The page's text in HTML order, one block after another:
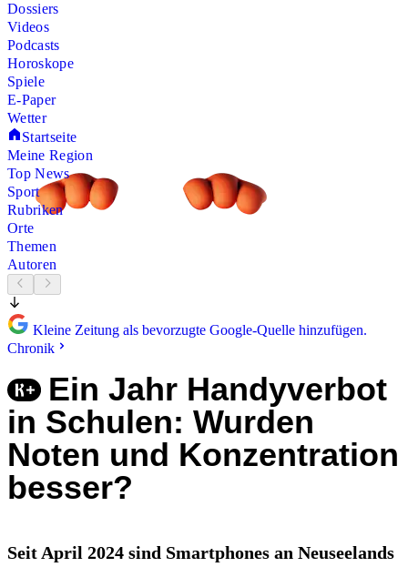
Dossiers
Videos
Podcasts
Horoskope
Spiele
E-Paper
Wetter
Startseite
Meine Region
Top News
Sport
Rubriken
Orte
Themen
Autoren
Kleine Zeitung als bevorzugte Google-Quelle hinzufügen.
Chronik
Ein Jahr Handyverbot
in Schulen: Wurden
Noten und Konzentration
besser?
Seit April 2024 sind Smartphones an Neuseelands